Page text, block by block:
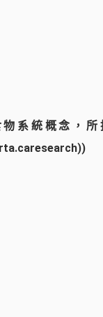
系統概念，